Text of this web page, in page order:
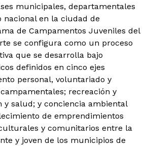
municipales, departamentales
nacional en la ciudad de
de Campamentos Juveniles del
se configura como un proceso
que se desarrolla bajo
definidos en cinco ejes
personal, voluntariado y
recreación y
salud; y conciencia ambiental
de emprendimientos
y comunitarios entre la
y joven de los municipios de